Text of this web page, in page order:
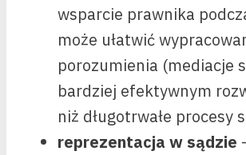
wsparcie prawnika
może ułatwić
porozumienia (mediacje
bardziej efektywnym
niż długotrwałe procesy
reprezentacja w sądzie